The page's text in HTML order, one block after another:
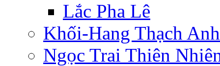
Lắc Pha Lê
Khối-Hang Thạch Anh
Ngọc Trai Thiên